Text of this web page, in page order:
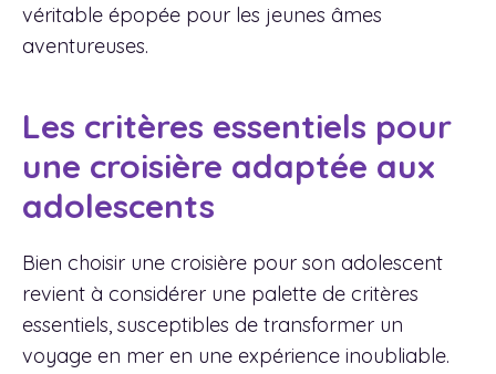
véritable épopée pour les jeunes âmes
aventureuses.
Les critères essentiels pour
une croisière adaptée aux
adolescents
Bien choisir une croisière pour son adolescent
revient à considérer une palette de critères
essentiels, susceptibles de transformer un
voyage en mer en une expérience inoubliable.